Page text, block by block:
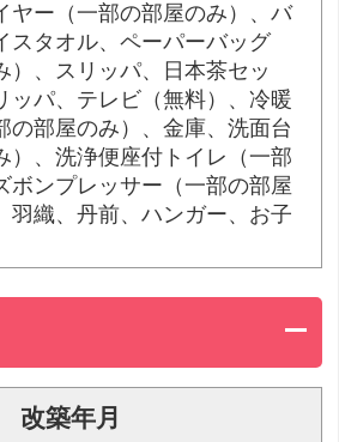
ヤー（一部の部屋のみ）、バ
スタオル、ペーパーバッグ
）、スリッパ、日本茶セッ
ッパ、テレビ（無料）、冷暖
の部屋のみ）、金庫、洗面台
）、洗浄便座付トイレ（一部
ボンプレッサー（一部の部屋
羽織、丹前、ハンガー、お子
改築年月